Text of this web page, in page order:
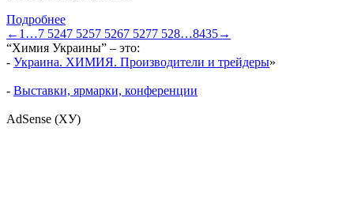
Подробнее
← 1 …7 5247 5257 5267 5277 528…8435→
“Химия Украины” – это:
- Украина. ХИМИЯ. Производители и трейдеры»
- Выставки, ярмарки, конференции
AdSense (ХУ)